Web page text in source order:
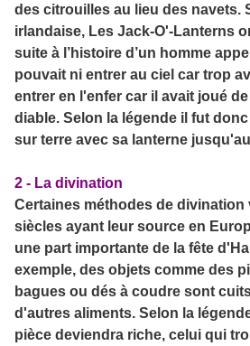
des citrouilles au lieu des navets.
irlandaise, Les Jack-O'-Lanterns
suite à l’histoire d’un homme
pouvait ni entrer au ciel car trop
entrer en l'enfer car il avait joué
diable. Selon la légende il fut
sur terre avec sa lanterne
2 - La divination
Certaines méthodes de
siècles ayant leur source en
une part importante de la fête
exemple, des objets comme des
bagues ou dés à coudre sont
d'autres aliments. Selon la
pièce deviendra riche, celui qui